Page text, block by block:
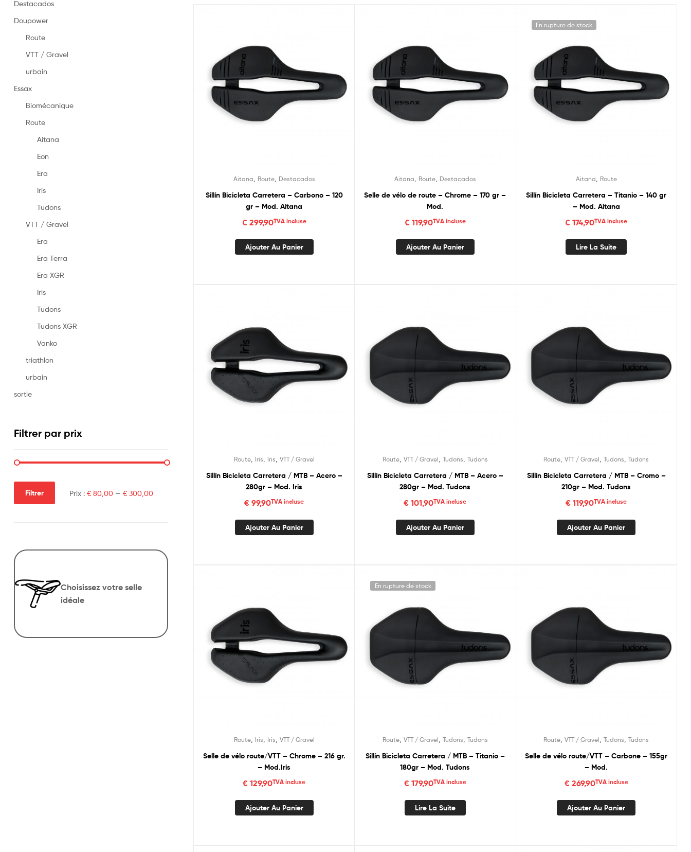
en
–
fabriquées
en
Aitana Route, Destacados
Sillín Bicicleta Carretera – Carbono – 120
gr – Mod. Aitana
€299,90TVA incluse
Ajouter Au Panier
Aitana Route, Destacados
Selle de vélo de route – Chrome – 170 gr –
Mod.
€119,90TVA incluse
Ajouter Au Panier
En rupture de stock
Aitana Route
Sillín Bicicleta Carretera – Titanio – 140 gr
– Mod. Aitana
€ 174,90TVA incluse
Lire La Suite
Route, Iris Iris VTT / Gravel
Sillín Bicicleta Carretera / MTB – Acero –
280gr – Mod. Iris
€ 99,90TVA incluse
Ajouter Au Panier
Route, VTT / Gravel Tudons Tudons
Sillín Bicicleta Carretera / MTB – Acero –
280gr – Mod. Tudons
€ 101,90TVA incluse
Ajouter Au Panier
Route ,VTT / Gravel ,Tudons ,Tudons
Sillín Bicicleta Carretera / MTB – Cromo –
210gr – Mod. Tudons
€ 119,90TVA incluse
Ajouter Au Panier
Route, Iris Iris VTT / Gravel
Selle de vélo route/VTT – Chrome – 216 gr.
– Mod.Iris
€ 129,90TVA incluse
Ajouter Au Panier
En rupture de stock
Route, VTT / Gravel Tudons Tudons
Sillín Bicicleta Carretera / MTB – Titanio –
180gr – Mod. Tudons
€179,90TVA incluse
Lire La Suite
Route ,VTT / Gravel ,Tudons ,Tudons
Selle de vélo route/VTT – Carbone – 155gr
– Mod.
€269,90TVA incluse
Ajouter Au Panier
Destacados
Doupower
Route
VTT / Gravel
urbain
Essax
Biomécanique
Route
Aitana
Eon
Era
Iris
Tudons
VTT / Gravel
Era
Era Terra
Era XGR
Iris
Tudons
Tudons XGR
Vanko
triathlon
urbain
sortie
Filtrer par prix
Filtrer Prix :€ 80,00 —€ 300,00
Choisissez votre selle
idéale